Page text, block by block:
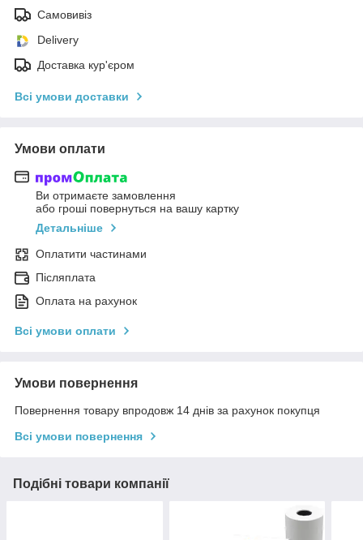
Самовивіз
Delivery
Доставка кур'єром
Всі умови доставки
Умови оплати
Ви отримаєте замовлення
або гроші повернуться на вашу картку
Детальніше
Оплатити частинами
Післяплата
Оплата на рахунок
Всі умови оплати
Умови повернення
Повернення товару впродовж 14 днів за рахунок покупця
Всі умови повернення
Подібні товари компанії